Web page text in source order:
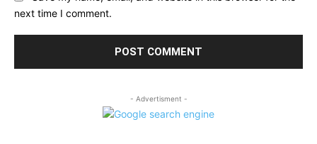
next time I comment.
- Advertisment -